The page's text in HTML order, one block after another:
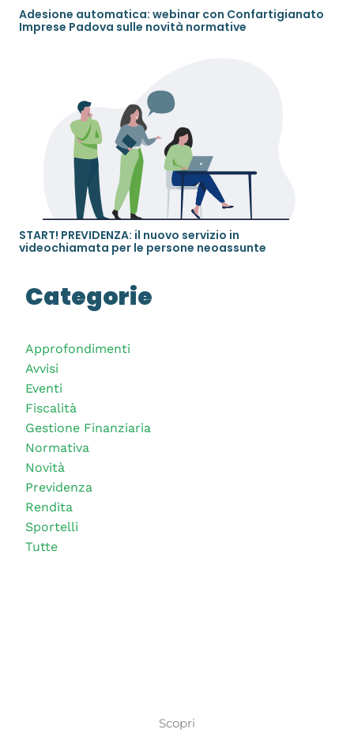
Adesione automatica: webinar con Confartigianato
Imprese Padova sulle novità normative
START! PREVIDENZA: il nuovo servizio in
videochiamata per le persone neoassunte
Categorie
Approfondimenti
Avvisi
Eventi
Fiscalità
Gestione Finanziaria
Normativa
Novità
Previdenza
Rendita
Sportelli
Tutte
Scopri